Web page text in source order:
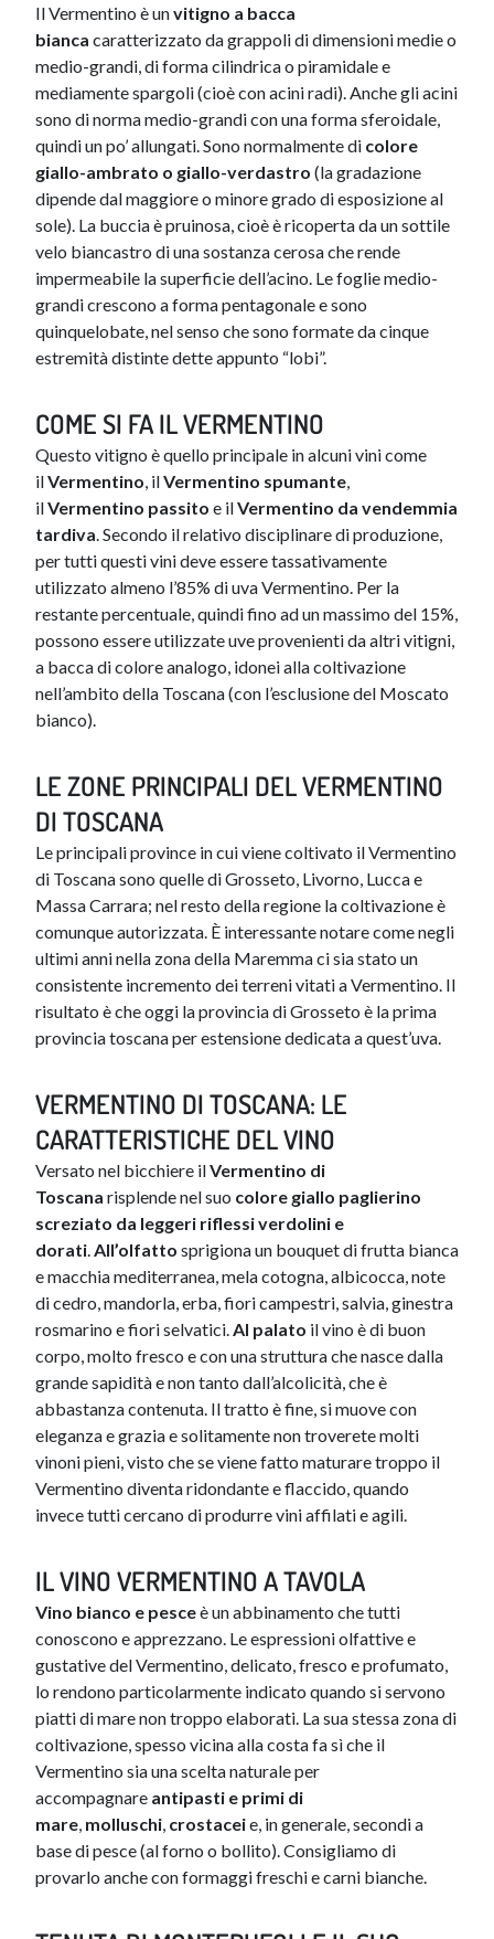
Il Vermentino è unvitigno a bacca
bianca caratterizzato da grappoli di dimensioni medie o
medio-grandi, di forma cilindrica o piramidale e
mediamente spargoli (cioè con acini radi). Anche gli acini
sono di norma medio-grandi con una forma sferoidale,
quindi un po’ allungati. Sono normalmente di colore
giallo-ambrato o giallo-verdastro (la gradazione
dipende dal maggiore o minore grado di esposizione al
sole). La buccia è pruinosa, cioè è ricoperta da un sottile
velo biancastro di una sostanza cerosa che rende
impermeabile la superficie dell’acino. Le foglie medio-
grandi crescono a forma pentagonale e sono
quinquelobate, nel senso che sono formate da cinque
estremità distinte dette appunto “lobi”.
COME SI FA IL VERMENTINO
Questo vitigno è quello principale in alcuni vini come
ilVermentino, ilVermentino spumante,
ilVermentino passito e ilVermentino da vendemmia
tardiva. Secondo il relativo disciplinare di produzione,
per tutti questi vini deve essere tassativamente
utilizzato almeno l’85% di uva Vermentino. Per la
restante percentuale, quindi fino ad un massimo del 15%,
possono essere utilizzate uve provenienti da altri vitigni,
a bacca di colore analogo, idonei alla coltivazione
nell’ambito della Toscana (con l’esclusione del Moscato
bianco).
LE ZONE PRINCIPALI DEL VERMENTINO
DI TOSCANA
Le principali province in cui viene coltivato il Vermentino
di Toscana sono quelle di Grosseto, Livorno, Lucca e
Massa Carrara; nel resto della regione la coltivazione è
comunque autorizzata. È interessante notare come negli
ultimi anni nella zona della Maremma ci sia stato un
consistente incremento dei terreni vitati a Vermentino. Il
risultato è che oggi la provincia di Grosseto è la prima
provincia toscana per estensione dedicata a quest’uva.
VERMENTINO DI TOSCANA: LE
CARATTERISTICHE DEL VINO
Versato nel bicchiere ilVermentino di
Toscana risplende nel suo colore giallo paglierino
screziato da leggeri riflessi verdolini e
dorati.All’olfatto sprigiona un bouquet di frutta bianca
e macchia mediterranea, mela cotogna, albicocca, note
di cedro, mandorla, erba, fiori campestri, salvia, ginestra
rosmarino e fiori selvatici.Al palato il vino è di buon
corpo, molto fresco e con una struttura che nasce dalla
grande sapidità e non tanto dall’alcolicità, che è
abbastanza contenuta. Il tratto è fine, si muove con
eleganza e grazia e solitamente non troverete molti
vinoni pieni, visto che se viene fatto maturare troppo il
Vermentino diventa ridondante e flaccido, quando
invece tutti cercano di produrre vini affilati e agili.
IL VINO VERMENTINO A TAVOLA
Vino bianco e pesceè un abbinamento che tutti
conoscono e apprezzano. Le espressioni olfattive e
gustative del Vermentino, delicato, fresco e profumato,
lo rendono particolarmente indicato quando si servono
piatti di mare non troppo elaborati. La sua stessa zona di
coltivazione, spesso vicina alla costa fa sì che il
Vermentino sia una scelta naturale per
accompagnare antipasti e primi di
mare, molluschi, crostaceie, in generale, secondi a
base di pesce (al forno o bollito). Consigliamo di
provarlo anche con formaggi freschi e carni bianche.